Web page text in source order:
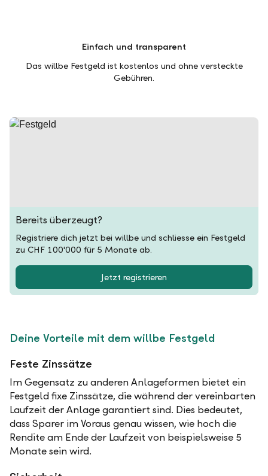
Einfach und transparent
Das willbe Festgeld ist kostenlos und ohne versteckte
Gebühren.
Bereits überzeugt?
Registriere dich jetzt bei willbe und schliesse ein Festgeld
zu CHF 100'000 für 5 Monate ab.
Jetzt registrieren
Deine Vorteile mit dem willbe Festgeld
Feste Zinssätze
Im Gegensatz zu anderen Anlageformen bietet ein
Festgeld fixe Zinssätze, die während der vereinbarten
Laufzeit der Anlage garantiert sind. Dies bedeutet,
dass Sparer im Voraus genau wissen, wie hoch die
Rendite am Ende der Laufzeit von beispielsweise 5
Monate sein wird.